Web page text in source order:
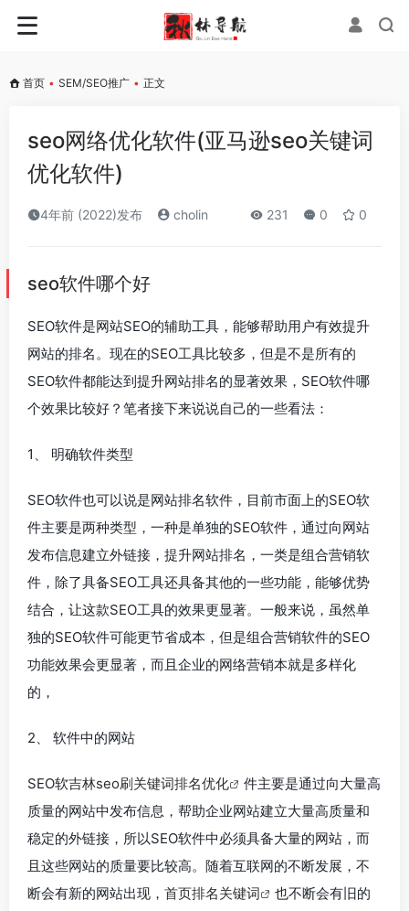
首页 • SEM/SEO推广 • 正文
seo网络优化软件(亚马逊seo关键词
优化软件)
4年前 (2022)发布 cholin 231 0 0
seo软件哪个好
SEO软件是网站SEO的辅助工具，能够帮助用户有效提升
网站的排名。现在的SEO工具比较多，但是不是所有的
SEO软件都能达到提升网站排名的显著效果，SEO软件哪
个效果比较好？笔者接下来说说自己的一些看法：
1、 明确软件类型
SEO软件也可以说是网站排名软件，目前市面上的SEO软
件主要是两种类型，一种是单独的SEO软件，通过向网站
发布信息建立外链接，提升网站排名，一类是组合营销软
件，除了具备SEO工具还具备其他的一些功能，能够优势
结合，让这款SEO工具的效果更显著。一般来说，虽然单
独的SEO软件可能更节省成本，但是组合营销软件的SEO
功能效果会更显著，而且企业的网络营销本就是多样化
的，
2、 软件中的网站
SEO软吉林seo刷关键词排名优化
件主要是通过向大量高
质量的网站中发布信息，帮助企业网站建立大量高质量和
稳定的外链接，所以SEO软件中必须具备大量的网站，而
且这些网站的质量要比较高。随着互联网的不断发展，不
断会有新的网站出现， 首页排名关键词
也不断会有旧的